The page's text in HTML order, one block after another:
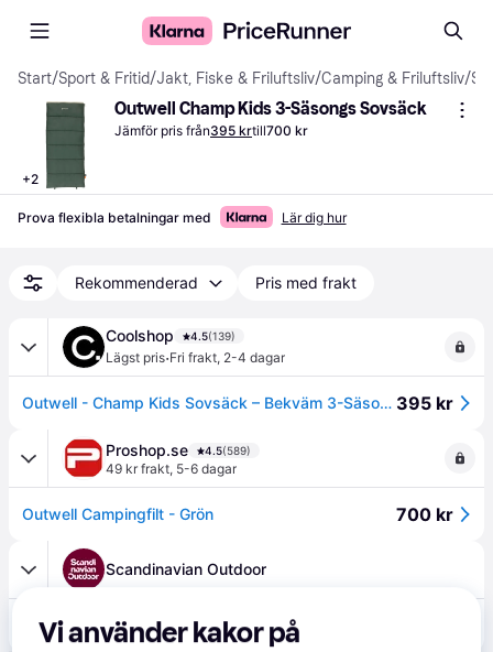
Start/Sport & Fritid/Jakt, Fiske & Friluftsliv/Camping & Friluftsliv/
+2
Outwell Champ Kids 3-Säsongs Sovsäck
Jämför pris från395 krtill700 kr
Prova flexibla betalningar med Lär dig hur
Rekommenderad Pris med frakt
Coolshop 4.5(139)
Lägst pris·Fri frakt, 2-4 dagar
Outwell - Champ Kids Sovsäck – Bekväm 3-Säsongs Sovsäck för Barn 395 kr
Proshop.se 4.5(589)
49 kr frakt, 5-6 dagar
Outwell Campingfilt - Grön 700 kr
Scandinavian Outdoor
Outwell Champ Kid barns sovsäck
Vi använder kakor på